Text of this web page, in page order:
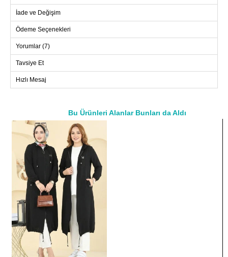
Kullanışlı cepleri ve esnek manşetleri ile gündelik kullanım için
idealdir. Model üzerindeki ürün 38 bedendir.
Beden
Göğüs
Boy
38
96
113
110
113
46
50
52
İade ve Değişim
Ödeme Seçenekleri
Yorumlar (7)
Tavsiye Et
Hızlı Mesaj
Bu Ürünleri Alanlar Bunları da Aldı
a>